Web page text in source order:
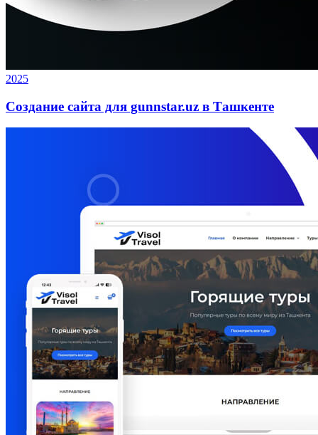
2025
Создание сайта для gunnstar.uz в Ташкенте